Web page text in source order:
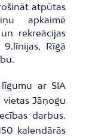
atpūtas
apkaimē
rekreācijas
Rīgā
ar SIA
vietas Jāņogu
darbus.
kalendārās